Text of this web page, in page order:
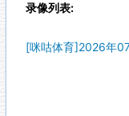
录像列表:
[咪咕体育]2026年